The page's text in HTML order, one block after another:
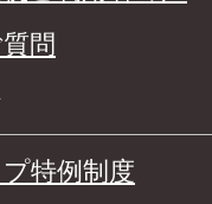
問
特例制度